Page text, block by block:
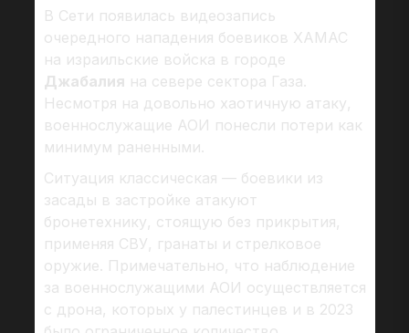
В Сети появилась видеозапись
очередного нападения боевиков ХАМАС
на израильские войска в городе
Джабалия на севере сектора Газа.
Несмотря на довольно хаотичную атаку,
военнослужащие АОИ понесли потери как
минимум раненными.
Ситуация классическая — боевики из
засады в застройке атакуют
бронетехнику, стоящую без прикрытия,
применяя СВУ, гранаты и стрелковое
оружие. Примечательно, что наблюдение
за военнослужащими АОИ осуществляется
с дрона, которых у палестинцев и в 2023